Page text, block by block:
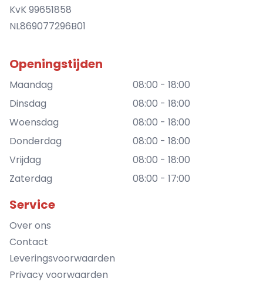
KvK 99651858
NL869077296B01
Openingstijden
Maandag
08:00 - 18:00
Dinsdag
08:00 - 18:00
Woensdag
08:00 - 18:00
Donderdag
08:00 - 18:00
Vrijdag
08:00 - 18:00
Zaterdag
08:00 - 17:00
Service
Over ons
Contact
Leveringsvoorwaarden
Privacy voorwaarden